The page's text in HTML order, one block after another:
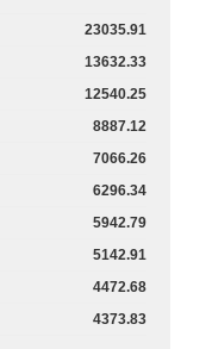
23035.91
13632.33
12540.25
8887.12
7066.26
6296.34
5942.79
5142.91
4472.68
4373.83